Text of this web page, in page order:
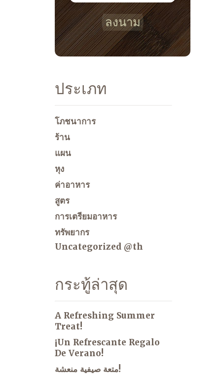
ลงนาม
ประเภท
โภชนาการ
ร้าน
แผน
หุง
ค่าอาหาร
สูตร
การเตรียมอาหาร
ทรัพยากร
Uncategorized @th
กระทู้ล่าสุด
A Refreshing Summer
Treat!
¡Un Refrescante Regalo
De Verano!
متعة صيفية منعشة!